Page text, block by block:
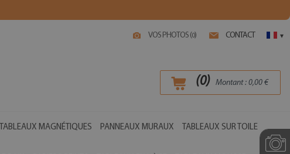
VOS PHOTOS (0) CONTACT ▾
(0) Montant : 0,00 €
TABLEAUX MAGNÉTIQUES PANNEAUX MURAUX TABLEAUX SUR TOILE